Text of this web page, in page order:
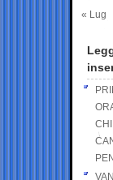
« Lug